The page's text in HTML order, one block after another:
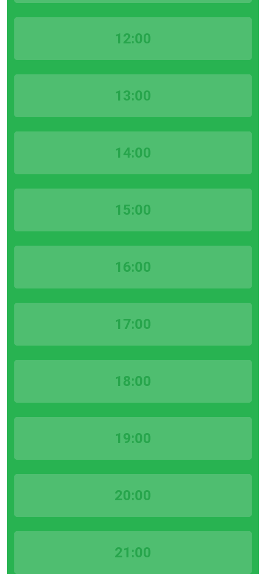
12:00
13:00
14:00
15:00
16:00
17:00
18:00
19:00
20:00
21:00